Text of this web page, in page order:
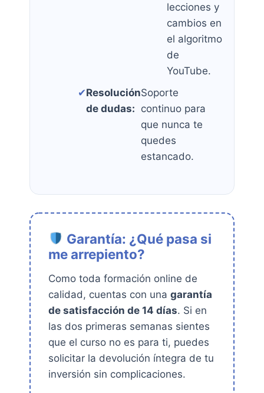
lecciones y
cambios en
el algoritmo
de
YouTube.
✔Resolución
de dudas:
Soporte
continuo para
que nunca te
quedes
estancado.
Garantía: ¿Qué pasa si
me arrepiento?
Como toda formación online de
calidad, cuentas con una garantía
de satisfacción de 14 días. Si en
las dos primeras semanas sientes
que el curso no es para ti, puedes
solicitar la devolución íntegra de tu
inversión sin complicaciones.